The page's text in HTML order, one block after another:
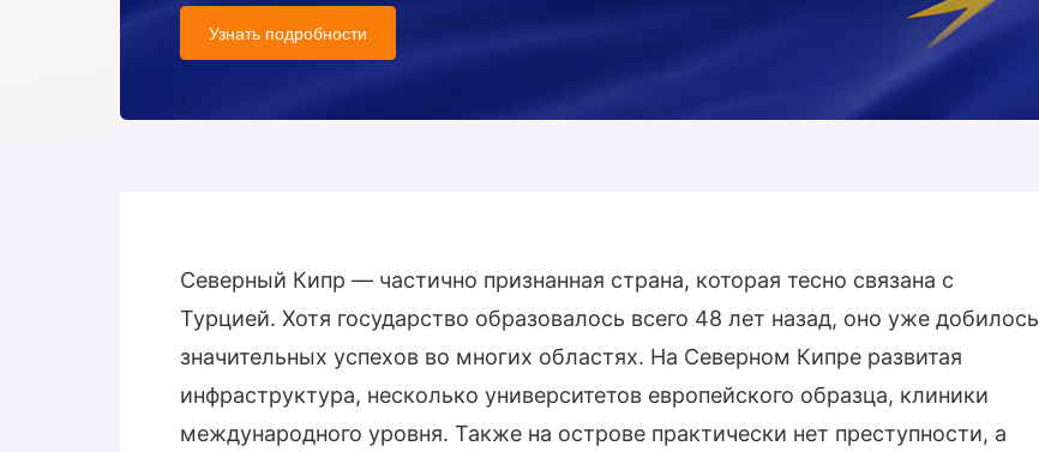
Узнать подробности
Северный Кипр — частично признанная страна, которая тесно связана с
Турцией. Хотя государство образовалось всего 48 лет назад, оно уже добилось
значительных успехов во многих областях. На Северном Кипре развитая
инфраструктура, несколько университетов европейского образца, клиники
международного уровня. Также на острове практически нет преступности, а